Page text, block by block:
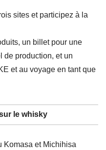
sites et participez à la
un billet pour une
de production, et un
et au voyage en tant que
le whisky
Komasa et Michihisa